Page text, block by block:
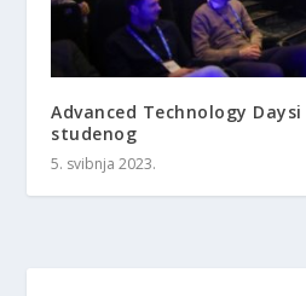
Advanced Technology
studenog
5. svibnja 2023.